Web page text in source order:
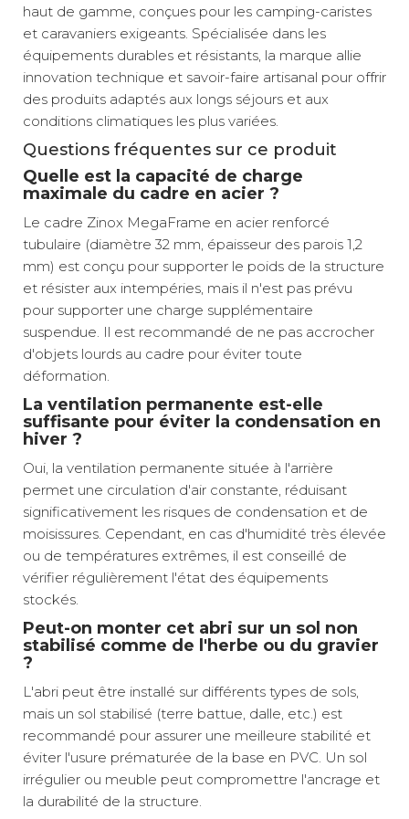
haut de gamme, conçues pour les camping-caristes
et caravaniers exigeants. Spécialisée dans les
équipements durables et résistants, la marque allie
innovation technique et savoir-faire artisanal pour offrir
des produits adaptés aux longs séjours et aux
conditions climatiques les plus variées.
Questions fréquentes sur ce produit
Quelle est la capacité de charge
maximale du cadre en acier ?
Le cadre Zinox MegaFrame en acier renforcé
tubulaire (diamètre 32 mm, épaisseur des parois 1,2
mm) est conçu pour supporter le poids de la structure
et résister aux intempéries, mais il n'est pas prévu
pour supporter une charge supplémentaire
suspendue. Il est recommandé de ne pas accrocher
d'objets lourds au cadre pour éviter toute
déformation.
La ventilation permanente est-elle
suffisante pour éviter la condensation en
hiver ?
Oui, la ventilation permanente située à l'arrière
permet une circulation d'air constante, réduisant
significativement les risques de condensation et de
moisissures. Cependant, en cas d'humidité très élevée
ou de températures extrêmes, il est conseillé de
vérifier régulièrement l'état des équipements
stockés.
Peut-on monter cet abri sur un sol non
stabilisé comme de l'herbe ou du gravier
?
L'abri peut être installé sur différents types de sols,
mais un sol stabilisé (terre battue, dalle, etc.) est
recommandé pour assurer une meilleure stabilité et
éviter l'usure prématurée de la base en PVC. Un sol
irrégulier ou meuble peut compromettre l'ancrage et
la durabilité de la structure.